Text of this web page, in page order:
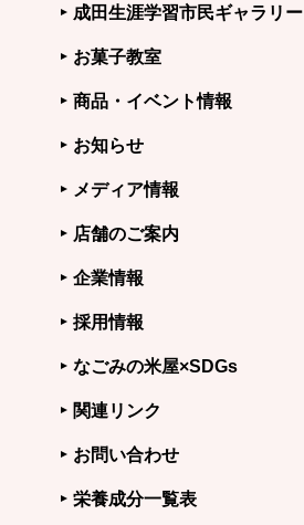
成田生涯学習市民ギャラリー
お菓子教室
商品・イベント情報
お知らせ
メディア情報
店舗のご案内
企業情報
採用情報
なごみの米屋×SDGs
関連リンク
お問い合わせ
栄養成分一覧表